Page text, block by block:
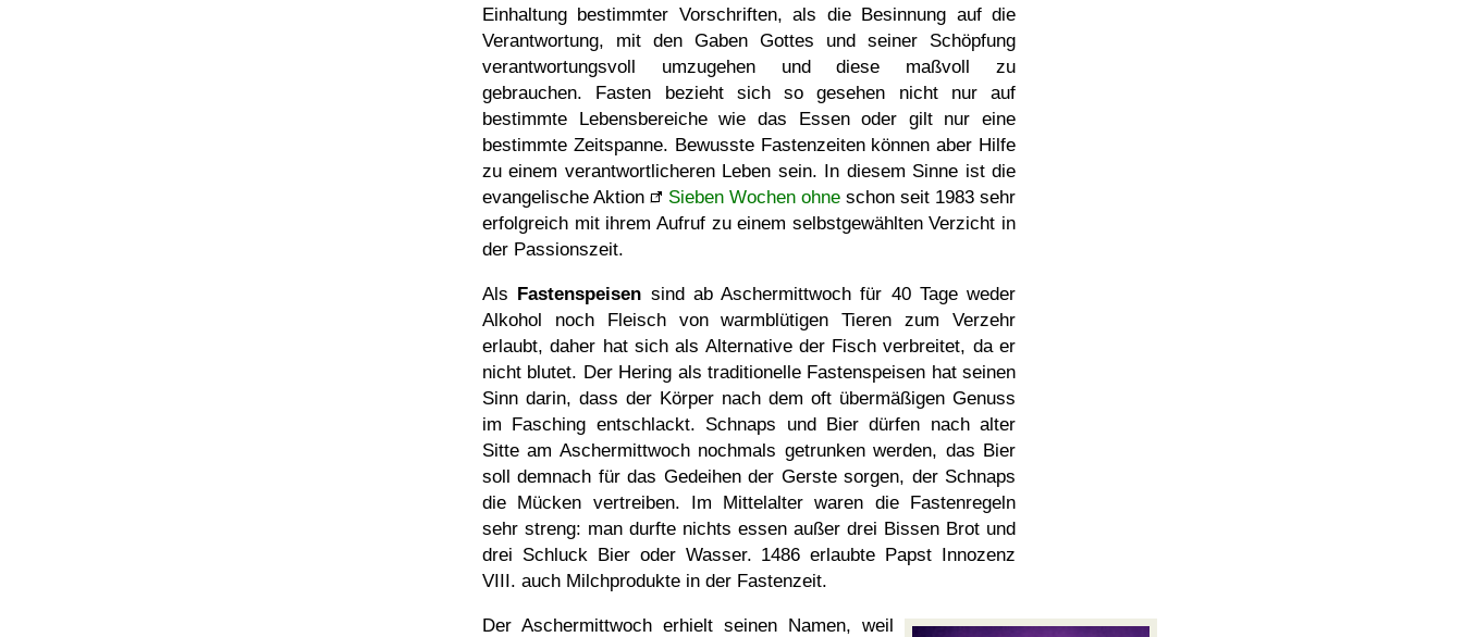
Einhaltung bestimmter Vorschriften, als die Besinnung auf die
Verantwortung, mit den Gaben Gottes und seiner Schöpfung
verantwortungsvoll umzugehen und diese maßvoll zu
gebrauchen. Fasten bezieht sich so gesehen nicht nur auf
bestimmte Lebensbereiche wie das Essen oder gilt nur eine
bestimmte Zeitspanne. Bewusste Fastenzeiten können aber Hilfe
zu einem verantwortlicheren Leben sein. In diesem Sinne ist die
evangelische Aktion
Sieben Wochen ohne schon seit 1983 sehr
erfolgreich mit ihrem Aufruf zu einem selbstgewählten Verzicht in
der Passionszeit.
Als Fastenspeisen sind ab Aschermittwoch für 40 Tage weder
Alkohol noch Fleisch von warmblütigen Tieren zum Verzehr
erlaubt, daher hat sich als Alternative der Fisch verbreitet, da er
nicht blutet. Der Hering als traditionelle Fastenspeisen hat seinen
Sinn darin, dass der Körper nach dem oft übermäßigen Genuss
im Fasching entschlackt. Schnaps und Bier dürfen nach alter
Sitte am Aschermittwoch nochmals getrunken werden, das Bier
soll demnach für das Gedeihen der Gerste sorgen, der Schnaps
die Mücken vertreiben. Im Mittelalter waren die Fastenregeln
sehr streng: man durfte nichts essen außer drei Bissen Brot und
drei Schluck Bier oder Wasser. 1486 erlaubte Papst Innozenz
VIII. auch Milchprodukte in der Fastenzeit.
Der Aschermittwoch erhielt seinen Namen, weil